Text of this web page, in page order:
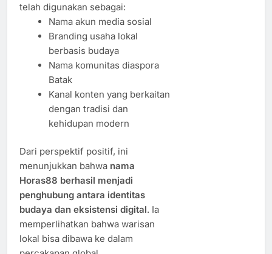
telah digunakan sebagai:
Nama akun media sosial
Branding usaha lokal
berbasis budaya
Nama komunitas diaspora
Batak
Kanal konten yang berkaitan
dengan tradisi dan
kehidupan modern
Dari perspektif positif, ini
menunjukkan bahwa nama
Horas88 berhasil menjadi
penghubung antara identitas
budaya dan eksistensi digital. Ia
memperlihatkan bahwa warisan
lokal bisa dibawa ke dalam